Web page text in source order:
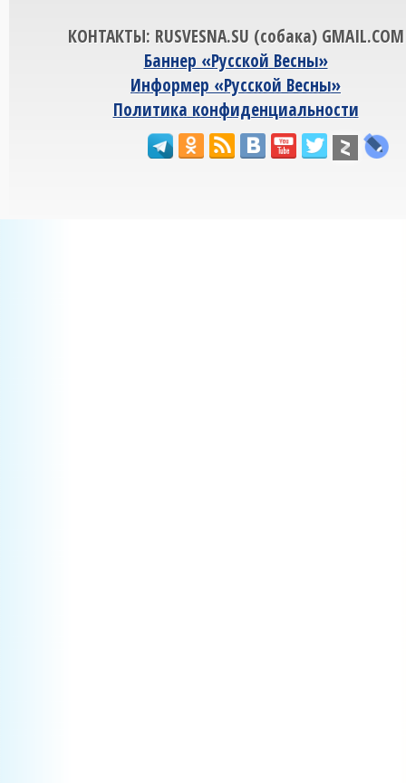
КОНТАКТЫ: RUSVESNA.SU (собака) GMAIL.COM
Баннер «Русской Весны»
Информер «Русской Весны»
Политика конфиденциальности